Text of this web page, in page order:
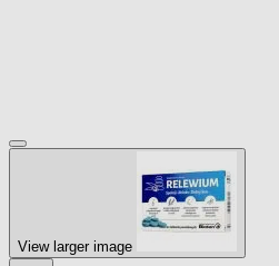
View larger image